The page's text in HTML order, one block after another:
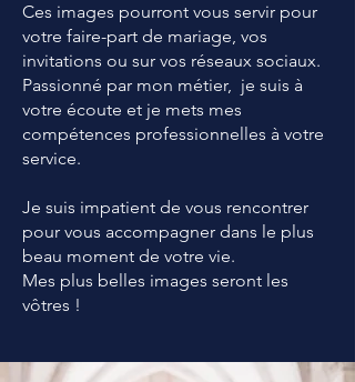
Ces images pourront vous servir pour
votre faire-part de mariage, vos
invitations ou sur vos réseaux sociaux.​​
Passionné par mon métier, je suis à
votre écoute et je mets mes
compétences professionnelles à votre
service.
Je suis impatient de vous rencontrer
pour vous accompagner dans le plus
beau moment de votre vie.
Mes plus belles images seront les
vôtres !